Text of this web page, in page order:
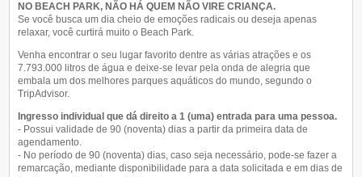
Queremos Saber Sua Opinião
NO BEACH PARK, NÃO HÁ QUEM NÃO VIRE CRIANÇA.
Se você busca um dia cheio de emoções radicais ou deseja apenas
relaxar, você curtirá muito o Beach Park.
Venha encontrar o seu lugar favorito dentre as várias atrações e os
7.793.000 litros de água e deixe-se levar pela onda de alegria que
embala um dos melhores parques aquáticos do mundo, segundo o
TripAdvisor.
Ingresso individual que dá direito a 1 (uma) entrada para uma pessoa.
- Possui validade de 90 (noventa) dias a partir da primeira data de
agendamento.
- No período de 90 (noventa) dias, caso seja necessário, pode-se fazer a
remarcação, mediante disponibilidade para a data solicitada e em dias de